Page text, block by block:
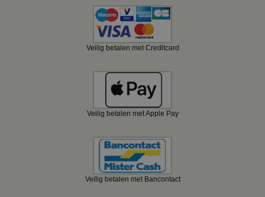
Veilig betalen met Creditcard
Veilig betalen met Apple Pay
Veilig betalen met Bancontact